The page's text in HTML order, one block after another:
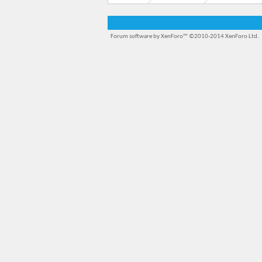
Forum software by XenForo™ ©2010-2014 XenForo Ltd.